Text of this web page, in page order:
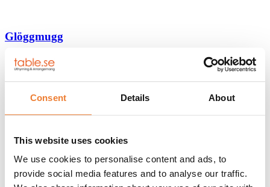
Consent Details About
This website uses cookies
We use cookies to personalise content and ads, to
provide social media features and to analyse our traffic.
Glöggmugg
Art nr.8501
kr
Lägg till i varukorg
kr
Lägg till i varukorg